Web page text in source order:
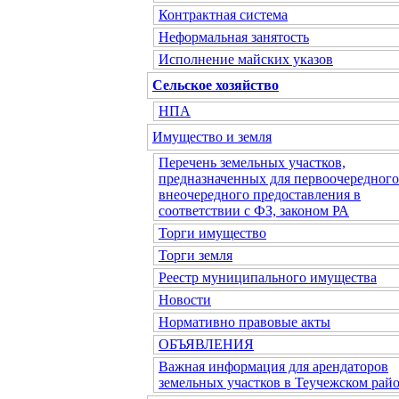
Контрактная система
Неформальная занятость
Исполнение майских указов
Сельское хозяйство
НПА
Имущество и земля
Перечень земельных участков,
предназначенных для
внеочередного предоставления в
соответствии с ФЗ, законом РА
Торги имущество
Торги земля
Реестр муниципального имущества
Новости
Нормативно правовые акты
ОБЪЯВЛЕНИЯ
Важная информация для арендаторов
земельных участков в Теучежском